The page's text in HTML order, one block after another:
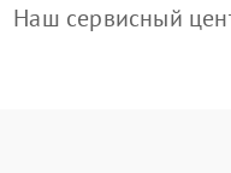
Наш сервисный